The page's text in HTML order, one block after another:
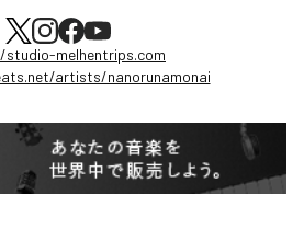
melhentrips.com
artists/nanorunamonai